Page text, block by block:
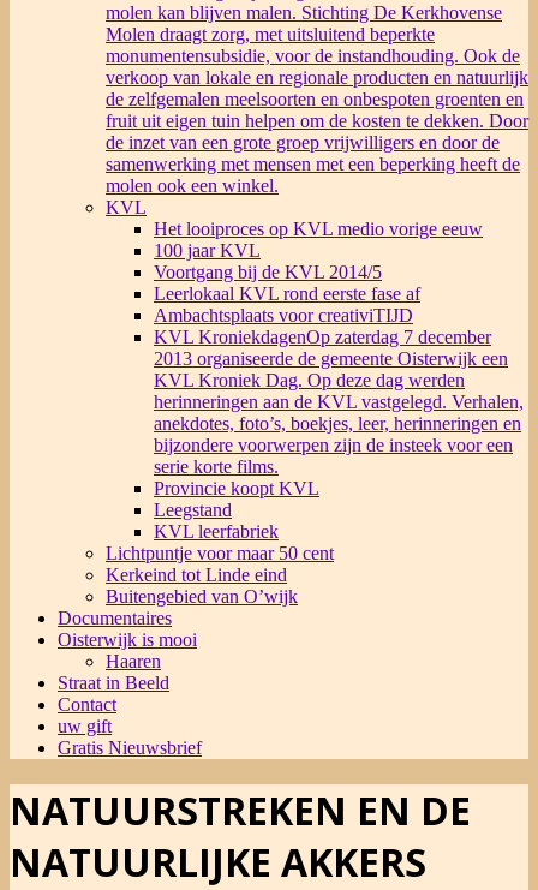
molen kan blijven malen. Stichting De Kerkhovense
Molen draagt zorg, met uitsluitend beperkte
monumentensubsidie, voor de instandhouding. Ook de
verkoop van lokale en regionale producten en natuurlijk
de zelfgemalen meelsoorten en onbespoten groenten en
fruit uit eigen tuin helpen om de kosten te dekken. Door
de inzet van een grote groep vrijwilligers en door de
samenwerking met mensen met een beperking heeft de
molen ook een winkel.
KVL
Het looiproces op KVL medio vorige eeuw
100 jaar KVL
Voortgang bij de KVL 2014/5
Leerlokaal KVL rond eerste fase af
Ambachtsplaats voor creativiTIJD
KVL KroniekdagenOp zaterdag 7 december
2013 organiseerde de gemeente Oisterwijk een
KVL Kroniek Dag. Op deze dag werden
herinneringen aan de KVL vastgelegd. Verhalen,
anekdotes, foto’s, boekjes, leer, herinneringen en
bijzondere voorwerpen zijn de insteek voor een
serie korte films.
Provincie koopt KVL
Leegstand
KVL leerfabriek
Lichtpuntje voor maar 50 cent
Kerkeind tot Linde eind
Buitengebied van O’wijk
Documentaires
Oisterwijk is mooi
Haaren
Straat in Beeld
Contact
uw gift
Gratis Nieuwsbrief
NATUURSTREKEN EN DE
NATUURLIJKE AKKERS